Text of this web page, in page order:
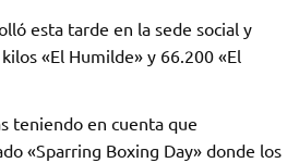
esta tarde en la sede social y
«El Humilde» y 66.200 «El
teniendo en cuenta que
«Sparring Boxing Day» donde los